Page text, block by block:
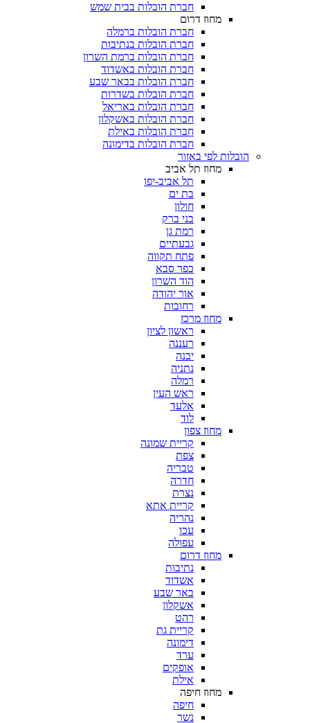
חברת הובלות בבית שמש
מחוז דרום
חברת הובלות ברמלה
חברת הובלות בנתיבות
חברת הובלות ברמת השרון
חברת הובלות באשדוד
חברת הובלות בבאר שבע
חברת הובלות בשדרות
חברת הובלות באריאל
חברת הובלות באשקלון
חברת הובלות באילת
חברת הובלות בדימונה
הובלות לפי באזור
מחוז תל אביב
תל אביב-יפו
בת ים
חולון
בני ברק
רמת גן
גבעתיים
פתח תקווה
כפר סבא
הוד השרון
אור יהודה
רחובות
מחוז מרכז
ראשון לציון
רעננה
יבנה
נתניה
רמלה
ראש העין
אלעד
לוד
מחוז צפון
קריית שמונה
צפת
טבריה
חדרה
נצרת
קריית אתא
נהריה
עכו
עפולה
מחוז דרום
נתיבות
אשדוד
באר שבע
אשקלון
רהט
קריית גת
דימונה
ערד
אופקים
אילת
מחוז חיפה
חיפה
נשר